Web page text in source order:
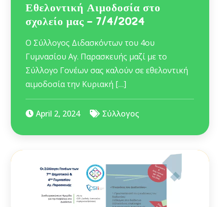
Εθελοντική Αιμοδοσία στο
σχολείο μας – 7/4/2024
Ο Σύλλογος Διδασκόντων του 4ου
Γυμνασίου Αγ. Παρασκευής μαζί με το
Σύλλογο Γονέων σας καλούν σε εθελοντική
αιμοδοσία την Κυριακή […]
April 2, 2024 Σύλλογος